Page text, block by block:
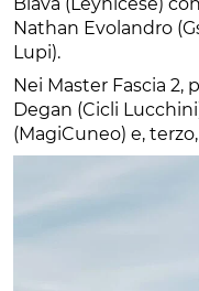
Biava (Leynicese)
Nathan Evolandro
Lupi).
Nei Master Fascia 2,
Degan (Cicli
(MagiCuneo) e,